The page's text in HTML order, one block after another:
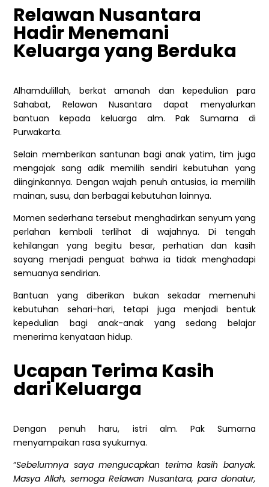
Relawan Nusantara
Hadir Menemani
Keluarga yang Berduka
Alhamdulillah, berkat amanah dan kepedulian para
Sahabat, Relawan Nusantara dapat menyalurkan
bantuan kepada keluarga alm. Pak Sumarna di
Purwakarta.
Selain memberikan santunan bagi anak yatim, tim juga
mengajak sang adik memilih sendiri kebutuhan yang
diinginkannya. Dengan wajah penuh antusias, ia memilih
mainan, susu, dan berbagai kebutuhan lainnya.
Momen sederhana tersebut menghadirkan senyum yang
perlahan kembali terlihat di wajahnya. Di tengah
kehilangan yang begitu besar, perhatian dan kasih
sayang menjadi penguat bahwa ia tidak menghadapi
semuanya sendirian.
Bantuan yang diberikan bukan sekadar memenuhi
kebutuhan sehari-hari, tetapi juga menjadi bentuk
kepedulian bagi anak-anak yang sedang belajar
menerima kenyataan hidup.
Ucapan Terima Kasih
dari Keluarga
Dengan penuh haru, istri alm. Pak Sumarna
menyampaikan rasa syukurnya.
“Sebelumnya saya mengucapkan terima kasih banyak.
Masya Allah, semoga Relawan Nusantara, para donatur,